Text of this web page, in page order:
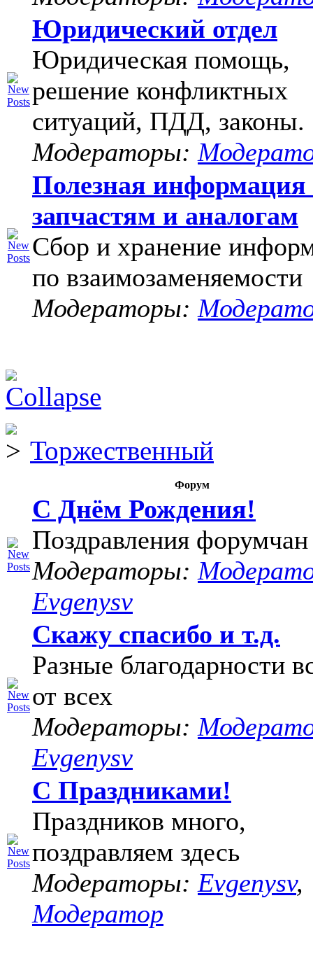
Юридический отдел
Юридическая помощь,
решение конфликтных
ситуаций, ПДД, законы.
Модераторы:
Полезная информация
запчастям и аналогам
Сбор и хранение
по взаимозаменяемости
Модераторы:
Торжественный
Форум
С Днём Рождения!
Поздравления форумчан
Модераторы:
Evgenysv
Скажу спасибо и т.д.
Разные благодарности
от всех
Модераторы:
Evgenysv
С Праздниками!
Праздников много,
поздравляем здесь
Модераторы: Evgenysv,
Модератор